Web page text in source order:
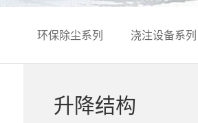
环保除尘系列 浇注设备系列
升降结构